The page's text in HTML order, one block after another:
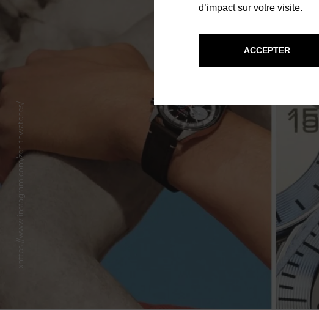
xhttps://www.instagram.com/zenithwatches/
d’impact sur votre visite.
ACCEPTER